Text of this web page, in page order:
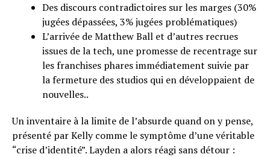
Des discours contradictoires sur les marges (30%
jugées dépassées, 3% jugées problématiques)
L’arrivée de Matthew Ball et d’autres recrues
issues de la tech, une promesse de recentrage sur
les franchises phares immédiatement suivie par
la fermeture des studios qui en développaient de
nouvelles..
Un inventaire à la limite de l’absurde quand on y pense,
présenté par Kelly comme le symptôme d’une véritable
“crise d’identité”. Layden a alors réagi sans détour :